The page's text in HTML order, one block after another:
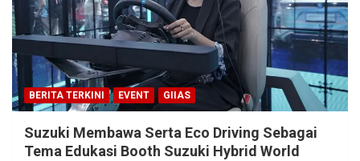
BERITA TERKINI EVENT GIIAS
Suzuki Membawa Serta Eco Driving Sebagai
Tema Edukasi Booth Suzuki Hybrid World